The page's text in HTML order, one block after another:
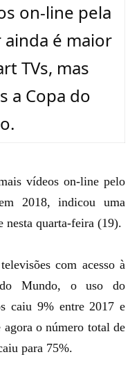
on-line pela
é maior
TVs, mas
a Copa do
vídeos on-line pelo
2018, indicou uma
nesta quarta-feira (19).
com acesso à
Mundo, o uso do
caiu 9% entre 2017 e
o número total de
para 75%.